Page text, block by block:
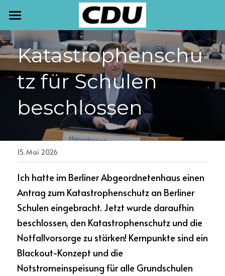
START
TERMINE
NEWSLETTER
AKTUELLES
PRESSE
MEINE ARBEIT
KONTAKT
Katastrophenschu
tz für Schulen
beschlossen
15. Mai 2026
Ich hatte im Berliner Abgeordnetenhaus einen
Antrag zum Katastrophenschutz an Berliner
Schulen eingebracht. Jetzt wurde daraufhin
beschlossen, den Katastrophenschutz und die
Notfallvorsorge zu stärken! Kernpunkte sind ein
Blackout-Konzept und die
Notstromeinspeisung für alle Grundschulen